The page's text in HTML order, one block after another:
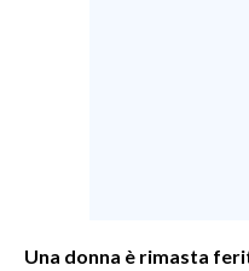
Una donna è rimasta